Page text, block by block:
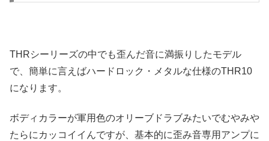
THRシーリーズの中でも歪んだ音に満振りしたモデル
で、簡単に言えばハードロック・メタルな仕様のTHR10
になります。
ボディカラーが軍用色のオリーブドラブみたいでむやみや
たらにカッコイイんですが、基本的に歪み音専用アンプに